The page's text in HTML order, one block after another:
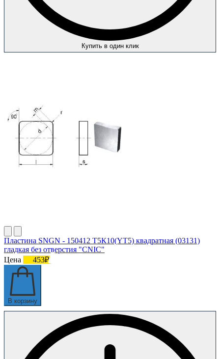
Купить в один клик
Пластина SNGN - 150412 Т5К10(YT5) квадратная (03131)
гладкая без отверстия "CNIC"
Цена
453₽
В корзину